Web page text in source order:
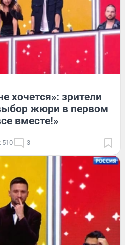
хочется»: зрители
жюри в первом
вместе!»
510 3